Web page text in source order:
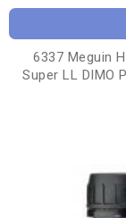
6337 Meguin
Super LL DIMO